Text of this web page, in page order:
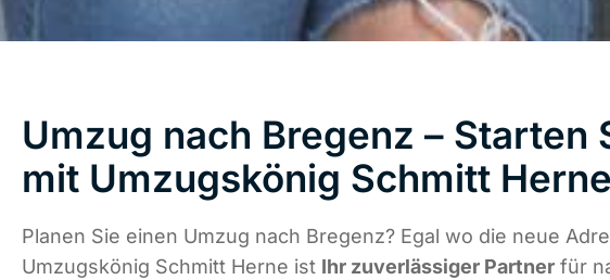
Umzug nach Bregenz – Starten
mit Umzugskönig Schmitt Herne
Planen Sie einen Umzug nach Bregenz? Egal wo die neue
Umzugskönig Schmitt Herne ist Ihr zuverlässiger Partner für